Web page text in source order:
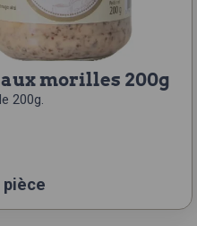
aux morilles 200g
200g.